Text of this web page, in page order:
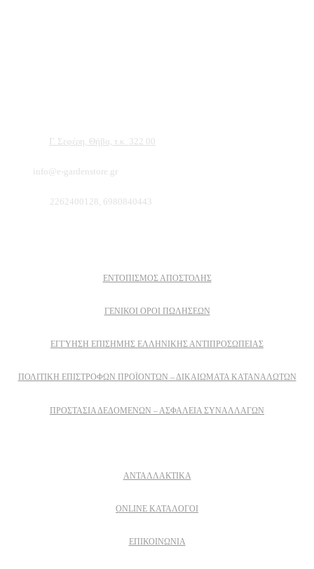
Γ. Σεφέρη, Θήβα, τ.κ. 322 00
info@e-gardenstore.gr
2262400128, 6980840443
ΕΝΤΟΠΙΣΜΟΣ ΑΠΟΣΤΟΛΗΣ
ΓΕΝΙΚΟΙ ΟΡΟΙ ΠΩΛΗΣΕΩΝ
ΕΓΓΎΗΣΗ ΕΠΊΣΗΜΗΣ ΕΛΛΗΝΙΚΉΣ ΑΝΤΙΠΡΟΣΩΠΕΊΑΣ
ΠΟΛΙΤΙΚΉ ΕΠΙΣΤΡΟΦΏΝ ΠΡΟΪΌΝΤΩΝ – ΔΙΚΑΙΏΜΑΤΑ ΚΑΤΑΝΑΛΩΤΏΝ
ΠΡΟΣΤΑΣΊΑ ΔΕΔΟΜΈΝΩΝ – ΑΣΦΆΛΕΙΑ ΣΥΝΑΛΛΑΓΏΝ
ΑΝΤΑΛΛΑΚΤΙΚΑ
ONLINE ΚΑΤΑΛΟΓΟΙ
ΕΠΙΚΟΙΝΩΝΙΑ